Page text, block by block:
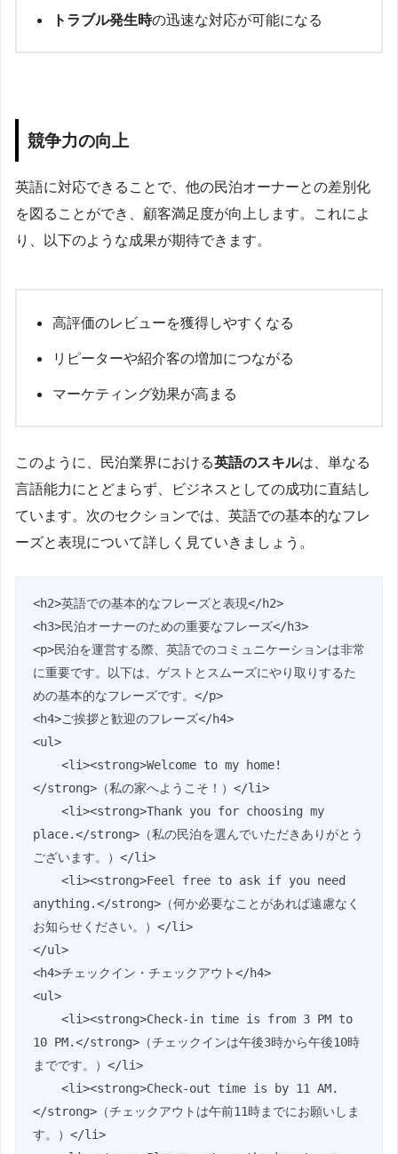
トラブル発生時の迅速な対応が可能になる
競争力の向上
英語に対応できることで、他の民泊オーナーとの差別化
を図ることができ、顧客満足度が向上します。これによ
り、以下のような成果が期待できます。
高評価のレビューを獲得しやすくなる
リピーターや紹介客の増加につながる
マーケティング効果が高まる
このように、民泊業界における英語のスキルは、単なる
言語能力にとどまらず、ビジネスとしての成功に直結し
ています。次のセクションでは、英語での基本的なフレ
ーズと表現について詳しく見ていきましょう。
<h2>英語での基本的なフレーズと表現</h2>
<h3>民泊オーナーのための重要なフレーズ</h3>
<p>民泊を運営する際、英語でのコミュニケーションは非常
に重要です。以下は、ゲストとスムーズにやり取りするた
めの基本的なフレーズです。</p>
<h4>ご挨拶と歓迎のフレーズ</h4>
<ul>
</strong>（私の家へようこそ！）</li>
place.</strong>（私の民泊を選んでいただきありがとう
ございます。）</li>
anything.</strong>（何か必要なことがあれば遠慮なく
お知らせください。）</li>
</ul>
<h4>チェックイン・チェックアウト</h4>
<ul>
10 PM.</strong>（チェックインは午後3時から午後10時
までです。）</li>
</strong>（チェックアウトは午前11時までにお願いしま
す。）</li>